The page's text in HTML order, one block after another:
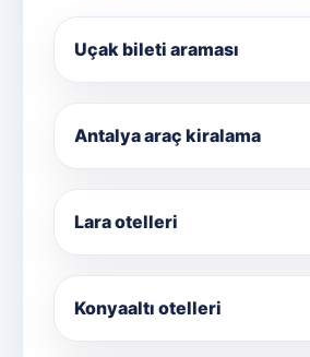
Uçak bileti araması
Antalya araç kiralama
Lara otelleri
Konyaaltı otelleri